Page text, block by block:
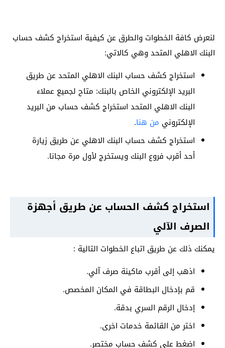
لنعرض كافة الخطوات والطرق عن كيفية استخراج كشف حساب
البنك الاهلي المتحد وهي كالاتي:
استخراج كشف حساب البنك الاهلي المتحد عن طريق
البريد الإلكتروني الخاص بالبنك: متاح لجميع عملاء
البنك الاهلي المتحد استخراج كشف حساب من البريد
الإلكتروني من هنا.
استخراج كشف حساب البنك الاهلي عن طريق زيارة
أحد أقرب فروع البنك ويستخرج لأول مرة مجانا.
استخراج كشف الحساب عن طريق أجهزة
الصرف الآلي
يمكنك ذلك عن طريق اتباع الخطوات التالية :
اذهب إلى أقرب ماكينة صرف آلي.
قم بإدخال البطاقة في المكان المخصص.
إدخال الرقم السري بدقة.
اختر من القائمة خدمات اخرى.
اضغط على كشف حساب مختصر.